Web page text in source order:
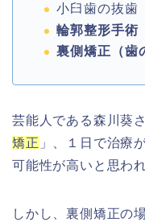
小臼歯の抜歯
輪郭整形手術
裏側矯正（歯
芸能人である森川葵
矯正 」、１日で治療
可能性が高いと思わ
しかし、裏側矯正の